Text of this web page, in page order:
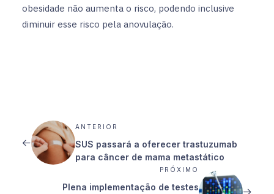
obesidade não aumenta o risco, podendo inclusive
diminuir esse risco pela anovulação.
ANTERIOR
SUS passará a oferecer trastuzumab
para câncer de mama metastático
PRÓXIMO
Plena implementação de testes